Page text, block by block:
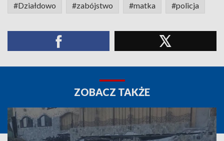
#Działdowo #zabójstwo #matka #policja
ZOBACZ TAKŻE